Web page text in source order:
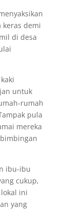
keras demi
di desa
untuk
rumah
pula
mereka
ibu-ibu
cukup,
ini
yang